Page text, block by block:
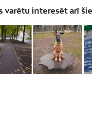
varētu interesēt arī